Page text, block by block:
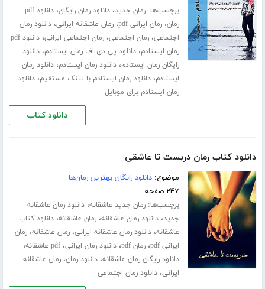
برچسب‌ها:رمان جدید،دانلود رمان رایگان،
دانلود pdf
رمان،رمان ایرانی pdf ،رمان عاشقانه ایرانی،دانلود رمان
اجتماعی،رمان اجتماعی،رمان اجتماعی ایرانی،
دانلود pdf
رمان ایستادم،دانلود پی دی اف رمان ایستادم،دانلود
رایگان رمان ایستادم،دانلود رمان ایستادم،دانلود رمان
ایستادم،دانلود رمان ایستادم با لینک مستقیم،دانلود
رمان ایستادم برای موبایل
دانلود کتاب
دانلود کتاب رمان دربست تا عاشقی
موضوع:دانلود رایگان بهترین رمان‌ها
۲۴۷ صفحه
برچسب‌ها:رمان جدید عاشقانه،دانلود رمان عاشقانه
جدید،دانلود رمان عاشقانه،رمان عاشقانه،دانلود کتاب
عاشقانه،دانلود رمان عاشقانه ایرانی،رمان عاشقانه،رمان
ایرانی pdf
،رمان pdf ،دانلود رمان ایرانی،pdf عاشقانه ،
دانلود رایگان رمان عاشقانه،دانلود رمان،رمان عاشقانه
ایرانی،دانلود رمان اجتماعی